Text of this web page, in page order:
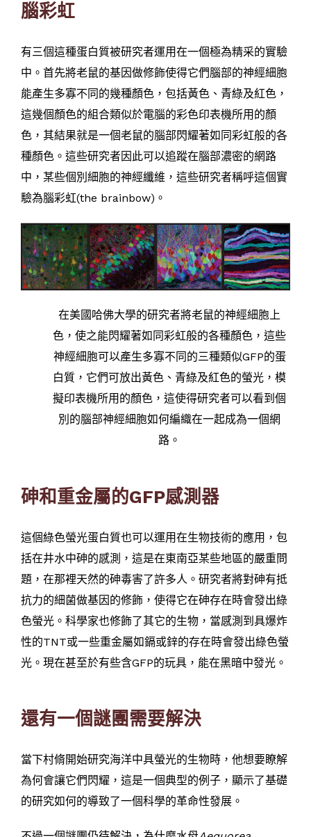
腦彩虹
有三個這種蛋白質被研究者運用在一個極為精采的實驗
中。首先將老鼠的基因做修飾使得它們腦部的神經細胞
能產生多寡不同的幾種顏色，包括黃色、青綠及紅色，
這幾個顏色的組合類似於電腦的彩色印表機所用的顏
色，其結果就是一個老鼠的腦部閃耀著如同彩虹般的各
種顏色。這些研究者因此可以追蹤在腦部濃密的網路
中，某些個別細胞的神經纖維，這些研究者稱呼這個實
驗為腦彩虹(the brainbow)。
在美國哈佛大學的研究者將老鼠的神經細胞上
色，使之能閃耀著如同彩虹般的各種顏色，這些
神經細胞可以產生多寡不同的三種類似GFP的蛋
白質，它們可放出黃色、青綠及紅色的螢光，模
擬印表機所用的顏色，這使得研究者可以看到個
別的腦部神經細胞如何編織在一起成為一個網
路。
砷和重金屬的GFP感測器
這個綠色螢光蛋白質也可以運用在生物技術的應用，包
括在井水中砷的感測，這是在東南亞某些地區的嚴重問
題，在那裡天然的砷毒害了許多人。研究者將對砷有抵
抗力的細菌做基因的修飾，使得它在砷存在時會發出綠
色螢光。科學家也修飾了其它的生物，當感測到具爆炸
性的TNT或一些重金屬如鎘或鋅的存在時會發出綠色螢
光。現在甚至於有些含GFP的玩具，能在黑暗中發光。
還有一個謎團需要解決
當下村脩開始研究海洋中具螢光的生物時，他想要瞭解
為何會讓它們閃耀，這是一個典型的例子，顯示了基礎
的研究如何的導致了一個科學的革命性發展。